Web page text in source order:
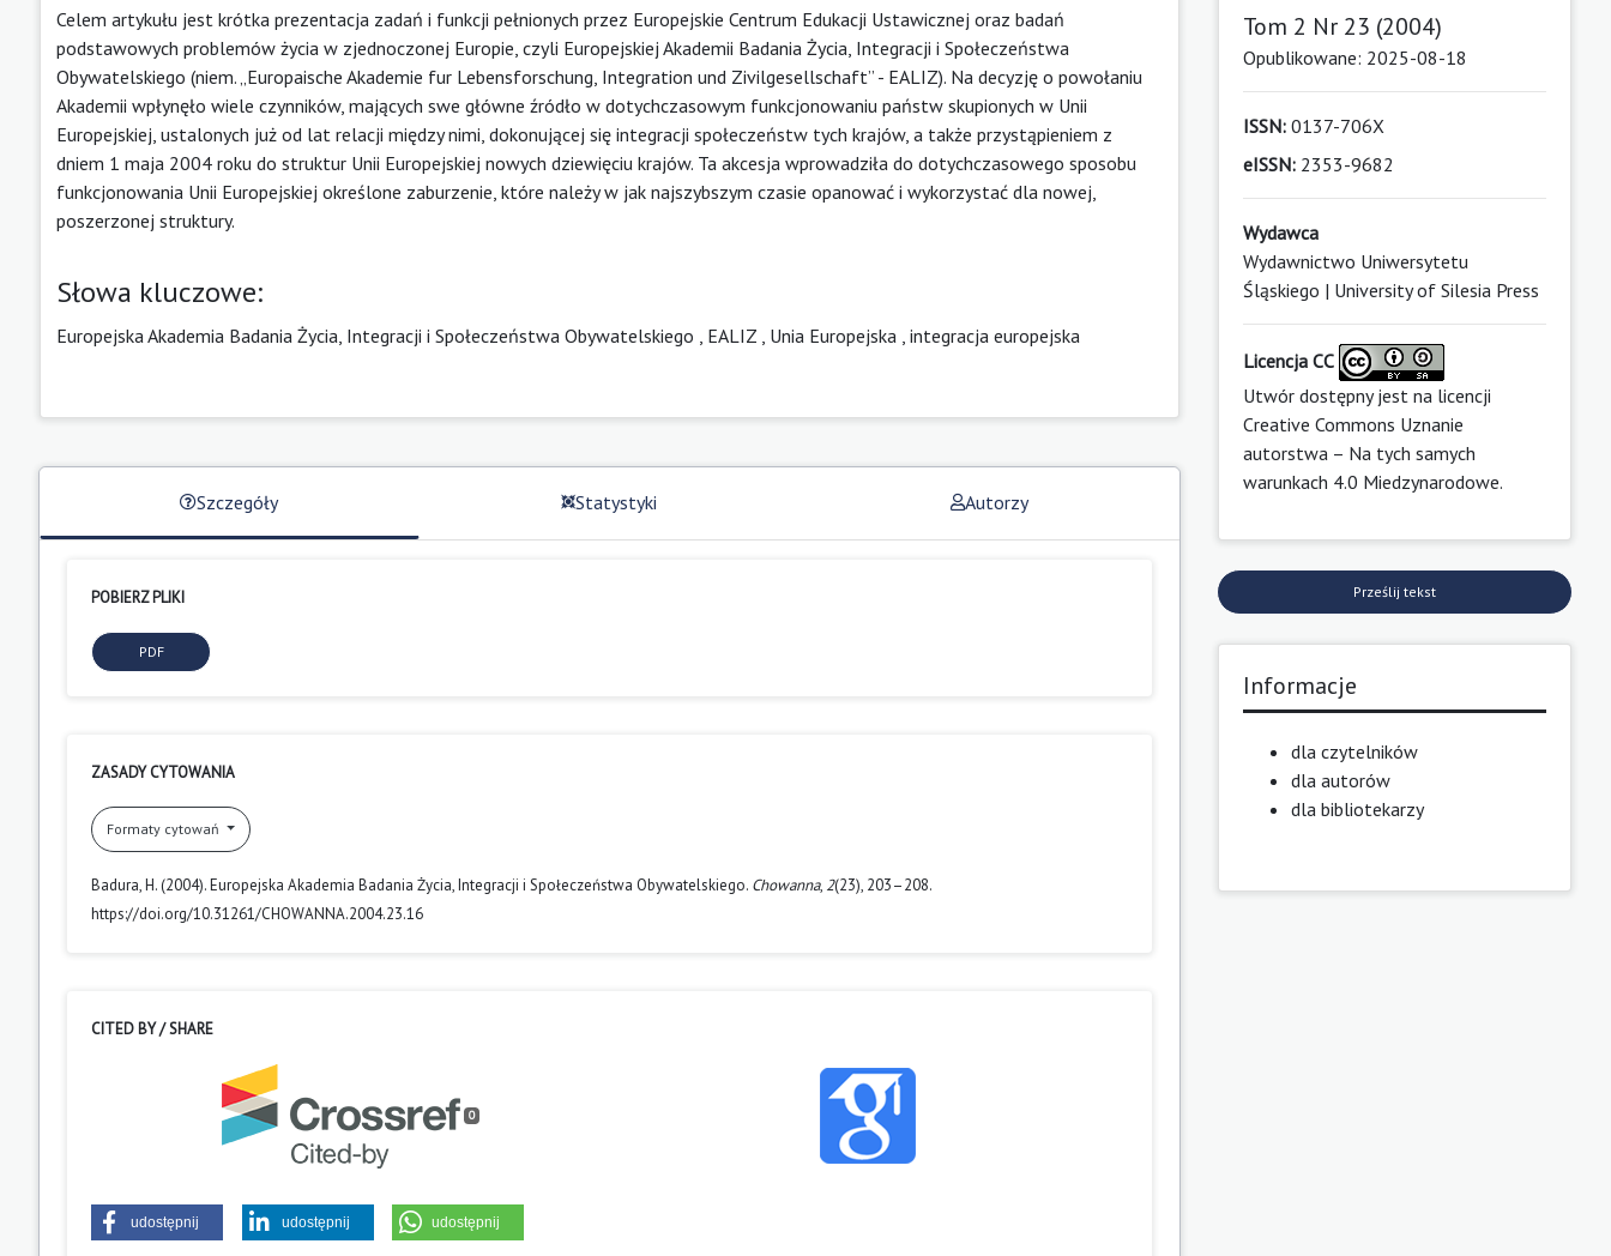
Celem artykułu jest krótka prezentacja zadań i funkcji pełnionych przez Europejskie Centrum Edukacji Ustawicznej oraz badań
podstawowych problemów życia w zjednoczonej Europie, czyli Europejskiej Akademii Badania Życia, Integracji i Społeczeństwa
Obywatelskiego (niem. „Europaische Akademie fur Lebensforschung, Integration und Zivilgesellschaft” - EALIZ). Na decyzję o powołaniu
Akademii wpłynęło wiele czynników, mających swe główne źródło w dotychczasowym funkcjonowaniu państw skupionych w Unii
Europejskiej, ustalonych już od lat relacji między nimi, dokonującej się integracji społeczeństw tych krajów, a także przystąpieniem z
dniem 1 maja 2004 roku do struktur Unii Europejskiej nowych dziewięciu krajów. Ta akcesja wprowadziła do dotychczasowego sposobu
funkcjonowania Unii Europejskiej określone zaburzenie, które należy w jak najszybszym czasie opanować i wykorzystać dla nowej,
poszerzonej struktury.
Słowa kluczowe:
Europejska Akademia Badania Życia, Integracji i Społeczeństwa Obywatelskiego EALIZ Unia Europejska integracja europejska
Szczegóły Statystyki Autorzy
POBIERZ PLIKI
PDF
ZASADY CYTOWANIA
Formaty cytowań
Badura, H. (2004). Europejska Akademia Badania Życia, Integracji i Społeczeństwa Obywatelskiego. Chowanna, 2(23), 203–208.
https://doi.org/10.31261/CHOWANNA.2004.23.16
CITED BY / SHARE
0
udostępnij udostępnij udostępnij
Tom 2 Nr 23 (2004)
Opublikowane: 2025-08-18
ISSN:0137-706X
eISSN:2353-9682
Wydawca
Wydawnictwo Uniwersytetu
Śląskiego | University of Silesia Press
Licencja CC
Utwór dostępny jest na licencji
Creative Commons Uznanie
autorstwa – Na tych samych
warunkach 4.0 Miedzynarodowe.
Prześlij tekst
Informacje
dla czytelników
dla autorów
dla bibliotekarzy